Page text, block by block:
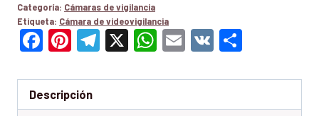
Categoría: Cámaras de vigilancia
Etiqueta: Cámara de videovigilancia
Facebook
Pinterest
Telegram
X WhatsApp
Email
VK
Descripción